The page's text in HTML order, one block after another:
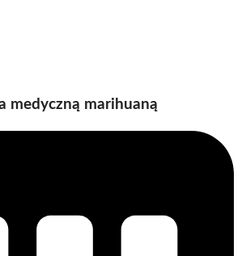
medyczną marihuaną